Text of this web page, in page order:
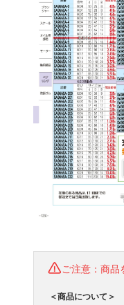
ご注意：商品
＜商品について＞